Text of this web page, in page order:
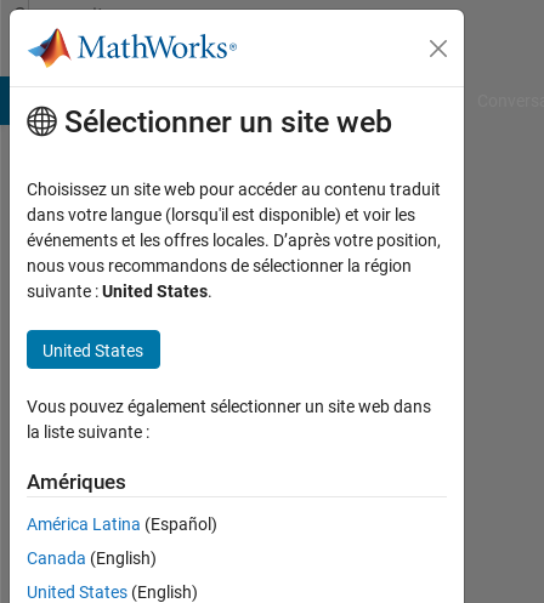
Passer au contenu
Community
Profile
Graham
Fraser
Last
30
jours
0
Following:
0
Sélectionner un site web
Choisissez un site web pour accéder au contenu traduit
dans votre langue (lorsqu'il est disponible) et voir les
événements et les offres locales. D’après votre position,
nous vous recommandons de sélectionner la région
suivante :United States.
United States
Vous pouvez également sélectionner un site web dans
la liste suivante :
Amériques
América Latina (Español)
Canada (English)
United States (English)